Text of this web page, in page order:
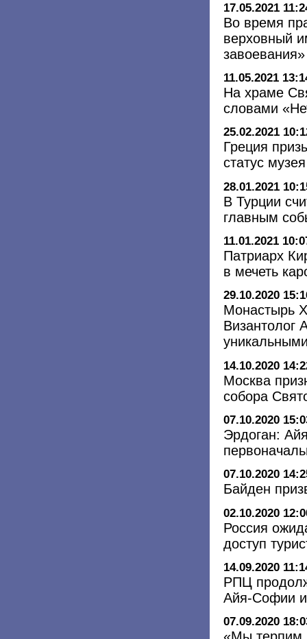
17.05.2021
Во время
верховный
завоевания»
11.05.2021
На храме
словами
25.02.2021
Греция
статус музея
28.01.2021
В Турции
главным
11.01.2021
Патриарх
в мечеть
29.10.2020
Монастырь
Византолог
14.10.2020
Москва
собора
07.10.2020
Эрдоган:
07.10.2020
Байден
02.10.2020
Россия
доступ
14.09.2020
РПЦ
Айя-Софии
07.09.2020